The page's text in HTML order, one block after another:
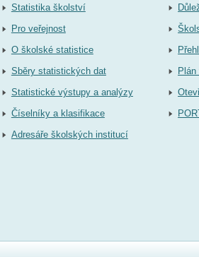
Statistika školství
Pro veřejnost
O školské statistice
Sběry statistických dat
Statistické výstupy a analýzy
Číselníky a klasifikace
Adresáře školských institucí